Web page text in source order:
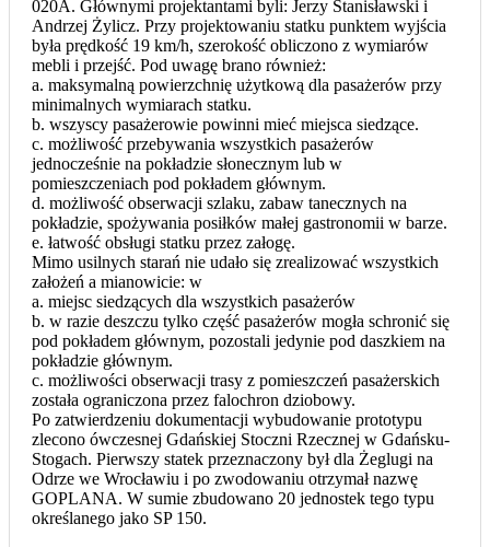
020A. Głównymi projektantami byli: Jerzy Stanisławski i
Andrzej Żylicz. Przy projektowaniu statku punktem wyjścia
była prędkość 19 km/h, szerokość obliczono z wymiarów
mebli i przejść. Pod uwagę brano również:
a. maksymalną powierzchnię użytkową dla pasażerów przy
minimalnych wymiarach statku.
b. wszyscy pasażerowie powinni mieć miejsca siedzące.
c. możliwość przebywania wszystkich pasażerów
jednocześnie na pokładzie słonecznym lub w
pomieszczeniach pod pokładem głównym.
d. możliwość obserwacji szlaku, zabaw tanecznych na
pokładzie, spożywania posiłków małej gastronomii w barze.
e. łatwość obsługi statku przez załogę.
Mimo usilnych starań nie udało się zrealizować wszystkich
założeń a mianowicie: w
a. miejsc siedzących dla wszystkich pasażerów
b. w razie deszczu tylko część pasażerów mogła schronić się
pod pokładem głównym, pozostali jedynie pod daszkiem na
pokładzie głównym.
c. możliwości obserwacji trasy z pomieszczeń pasażerskich
została ograniczona przez falochron dziobowy.
Po zatwierdzeniu dokumentacji wybudowanie prototypu
zlecono ówczesnej Gdańskiej Stoczni Rzecznej w Gdańsku-
Stogach. Pierwszy statek przeznaczony był dla Żeglugi na
Odrze we Wrocławiu i po zwodowaniu otrzymał nazwę
GOPLANA. W sumie zbudowano 20 jednostek tego typu
określanego jako SP 150.